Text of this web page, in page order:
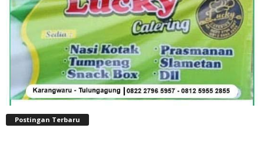
Postingan Terbaru